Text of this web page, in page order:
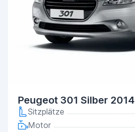
Peugeot 301 Silber 2014
Sitzplätze
Motor